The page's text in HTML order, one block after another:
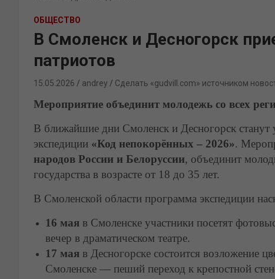
ОБЩЕСТВО
В Смоленск и Десногорск
патриотов
15.05.2026 andrey Сделать «gudvill.com» источником
Мероприятие объединит молодежь со всех
В ближайшие дни Смоленск и Десногорск станут
экспедиции «Код непокорённых – 2026».
народов России и Белоруссии, объединит
государства в возрасте от 18 до 35 лет.
В Смоленской области программа экспедиции
16 мая в Смоленске участники посетят
вечер в драматическом театре.
17 мая в Десногорске состоится возложение
Смоленске — пеший переход к крепостной